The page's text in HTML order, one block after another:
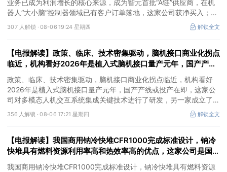
业务已成为利润增长的核心来源，成为智元首批“A链”供应商，在机
器人“大小脑”控制器领域已有客户订单落地，这家公司获净买入；
②AI安全+网络安全+华为鲲鹏+摘帽，以“AI+安全”为核心战略，推
出AI数据安全产品矩阵，自主研发的大数据AI应用平台、AI数据安全
307 人解锁 ·08-06 19:24 星期四 解锁全文
【电报解读】政策、临床、技术密集驱动，脑机接口商业化拐点
临近，机构看好2026年是植入式脑机接口量产元年，国产产线
或投产在即，这家公司对多模态人机交互系统集成关键技术进行
了研发
政策、临床、技术密集驱动，脑机接口商业化拐点临近，机构看好
2026年是植入式脑机接口量产元年，国产产线或投产在即，这家公
司对多模态人机交互系统集成关键技术进行了研发，另一家成立了人
工智能与脑机工程研究院。
356 人解锁 ·08-06 17:21 星期四 解锁全文
【电报解读】我国商用钠冷快堆CFR1000完成标准设计，钠冷
快堆具有燃料资源利用率高和热效率高的优点，这家公司是国内
首家获得钠冷快堆细分设备制造许可企业
我国商用钠冷快堆CFR1000完成标准设计，钠冷快堆具有燃料资源